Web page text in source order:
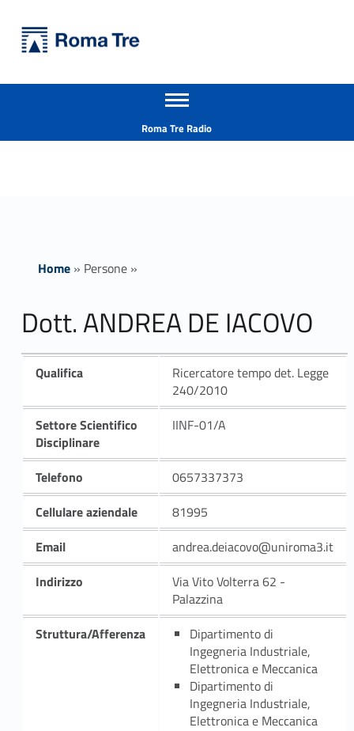
Dott. ANDREA DE IACOVO - Università Roma Tre
Apri il menu secondario
Roma Tre Radio
Home» Persone»
Dott. ANDREA DE IACOVO
Qualifica
Ricercatore tempo det. Legge
240/2010
Settore Scientifico
Disciplinare
IINF-01/A
Telefono
0657337373
Cellulare aziendale
81995
Email
andrea.deiacovo@uniroma3.it
Indirizzo
Via Vito Volterra 62 -
Palazzina
Struttura/Afferenza
Dipartimento di
Ingegneria Industriale,
Elettronica e Meccanica
Dipartimento di
Ingegneria Industriale,
Elettronica e Meccanica